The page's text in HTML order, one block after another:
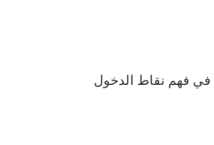
في فهم نقاط الدخول